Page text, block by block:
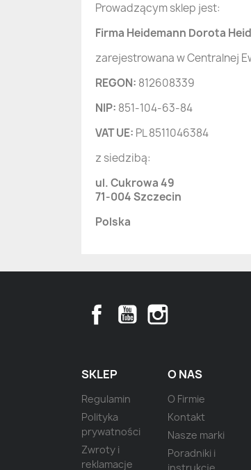
Prowadzącym sklep jest:
Firma Heidemann Dorota
zarejestrowana w Centralnej
REGON: 812608339
NIP: 851-104-63-84
VAT UE: PL 8511046384
z siedzibą:
ul. Cukrowa 49
71-004 Szczecin
Polska
FacebookYouTube
SKLEP
Regulamin
Polityka
prywatności
Zwroty i
reklamacje
O NAS
O Firmie
Kontakt
Nasze marki
Poradniki i